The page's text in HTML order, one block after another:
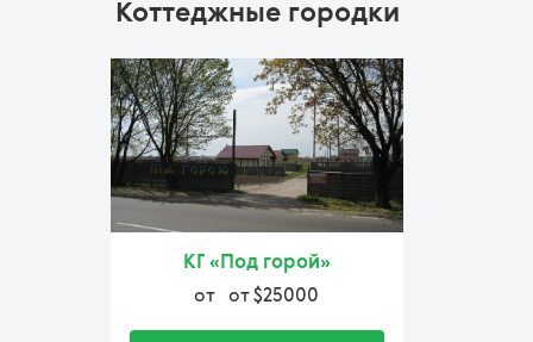
Коттеджные городки
КГ «Под горой»
от
от $25000